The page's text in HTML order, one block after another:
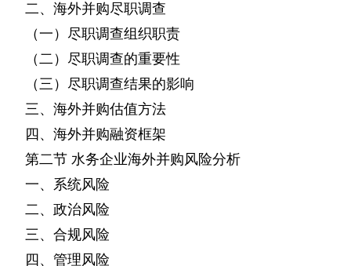
二、海外并购尽职调查
（一）尽职调查组织职责
（二）尽职调查的重要性
（三）尽职调查结果的影响
三、海外并购估值方法
四、海外并购融资框架
第二节 水务企业海外并购风险分析
一、系统风险
二、政治风险
三、合规风险
四、管理风险